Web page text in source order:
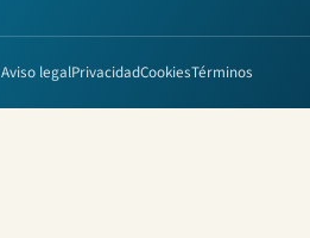
Aviso legalPrivacidadCookiesTérminos